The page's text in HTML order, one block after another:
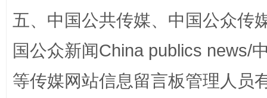
五、中国公共传媒、中国公众传
国公众新闻China publics news/
等传媒网站信息留言板管理人员